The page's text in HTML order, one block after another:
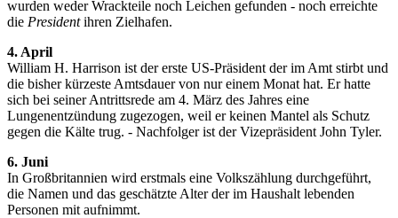
wurden weder Wrackteile noch Leichen gefunden - noch erreichte
die Presidentihren Zielhafen.
4. April
William H. Harrison ist der erste US-Präsident der im Amt stirbt und
die bisher kürzeste Amtsdauer von nur einem Monat hat. Er hatte
sich bei seiner Antrittsrede am 4. März des Jahres eine
Lungenentzündung zugezogen, weil er keinen Mantel als Schutz
gegen die Kälte trug. - Nachfolger ist der Vizepräsident John Tyler.
6. Juni
In Großbritannien wird erstmals eine Volkszählung durchgeführt,
die Namen und das geschätzte Alter der im Haushalt lebenden
Personen mit aufnimmt.